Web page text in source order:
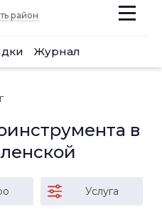
район
Журнал
в
Услуга